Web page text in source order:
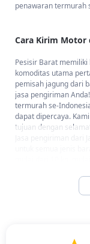
penawaran termurah
Cara Kirim Motor
Pesisir Barat
komoditas utama
pemisah jagung dari
jasa pengiriman
termurah se-
dapat dipercaya.
tujuan dengan
dari manapun dan
hubungi CS Troben